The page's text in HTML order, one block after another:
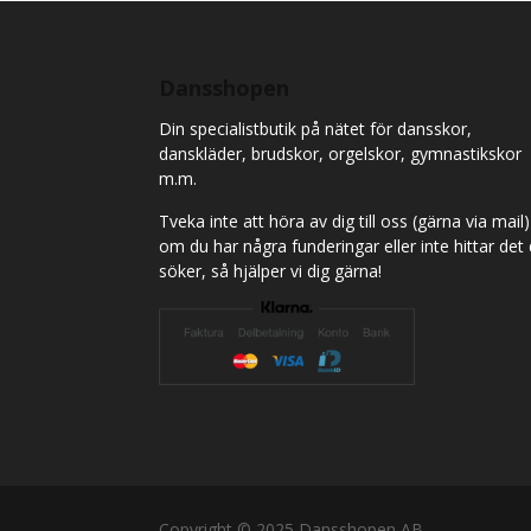
be
chosen
on
the
product
page
chosen
the
Din specialistbutik på nätet för dansskor,
danskläder, brudskor, orgelskor, gymnastikskor
m.m.
Tveka inte att höra av dig till oss (gärna via mail)
om du har några funderingar eller inte hittar det
söker, så hjälper vi dig gärna!